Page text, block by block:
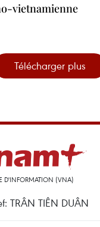
vietnamienne
Télécharger plus
D'INFORMATION (VNA)
TRÂN TIÊN DUÂN